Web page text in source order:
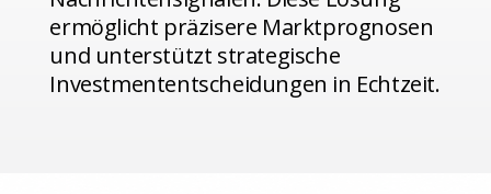
ermöglicht präzisere Marktprognosen
und unterstützt strategische
Investmententscheidungen in Echtzeit.